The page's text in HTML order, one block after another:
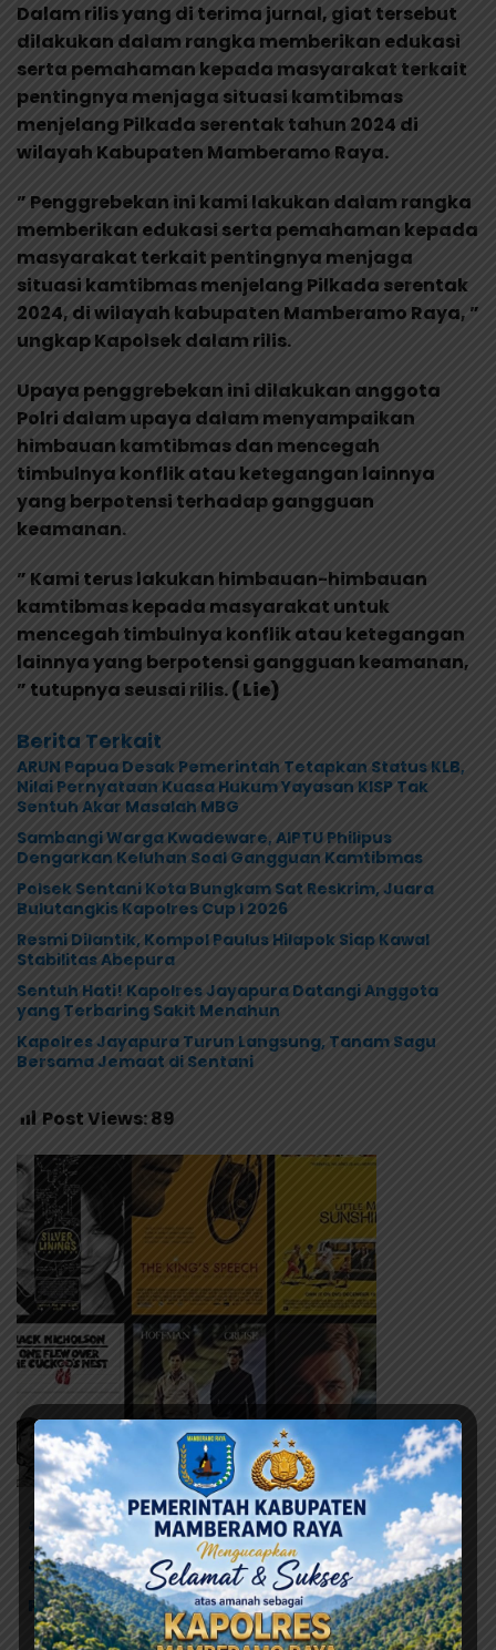
Dalam rilis yang di terima jurnal, giat tersebut
dilakukan dalam rangka memberikan edukasi
serta pemahaman kepada masyarakat terkait
pentingnya menjaga situasi kamtibmas
menjelang Pilkada serentak tahun 2024 di
wilayah Kabupaten Mamberamo Raya.
” Penggrebekan ini kami lakukan dalam rangka
memberikan edukasi serta pemahaman kepada
masyarakat terkait pentingnya menjaga
situasi kamtibmas menjelang Pilkada serentak
2024, di wilayah kabupaten Mamberamo Raya, ”
ungkap Kapolsek dalam rilis.
Upaya penggrebekan ini dilakukan anggota
Polri dalam upaya dalam menyampaikan
himbauan kamtibmas dan mencegah
timbulnya konflik atau ketegangan lainnya
yang berpotensi terhadap gangguan
keamanan.
” Kami terus lakukan himbauan-himbauan
kamtibmas kepada masyarakat untuk
mencegah timbulnya konflik atau ketegangan
lainnya yang berpotensi gangguan keamanan,
” tutupnya seusai rilis.( Lie)
Berita Terkait
ARUN Papua Desak Pemerintah Tetapkan Status KLB,
Nilai Pernyataan Kuasa Hukum Yayasan KISP Tak
Sentuh Akar Masalah MBG
Sambangi Warga Kwadeware, AIPTU Philipus
Dengarkan Keluhan Soal Gangguan Kamtibmas
Polsek Sentani Kota Bungkam Sat Reskrim, Juara
Bulutangkis Kapolres Cup I 2026
Resmi Dilantik, Kompol Paulus Hilapok Siap Kawal
Stabilitas Abepura
Sentuh Hati! Kapolres Jayapura Datangi Anggota
yang Terbaring Sakit Menahun
Kapolres Jayapura Turun Langsung, Tanam Sagu
Bersama Jemaat di Sentani
Post Views:89
# Penggrebekan Miras Lokal
# Polsek Mamberamo Tengah
Kasonaweja
Polres Mamberamo Raya